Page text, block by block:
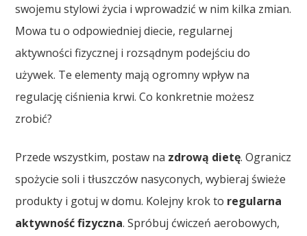
swojemu stylowi życia i wprowadzić w nim kilka zmian.
Mowa tu o odpowiedniej diecie, regularnej
aktywności fizycznej i rozsądnym podejściu do
używek. Te elementy mają ogromny wpływ na
regulację ciśnienia krwi. Co konkretnie możesz
zrobić?
Przede wszystkim, postaw na zdrową dietę. Ogranicz
spożycie soli i tłuszczów nasyconych, wybieraj świeże
produkty i gotuj w domu. Kolejny krok to regularna
aktywność fizyczna. Spróbuj ćwiczeń aerobowych,